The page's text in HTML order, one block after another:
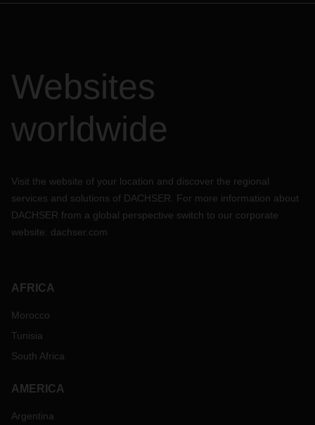
Websites
worldwide
Visit the website of your location and discover the regional
services and solutions of DACHSER. For more information about
DACHSER from a global perspective switch to our corporate
website: dachser.com
AFRICA
Morocco
Tunisia
South Africa
AMERICA
Argentina